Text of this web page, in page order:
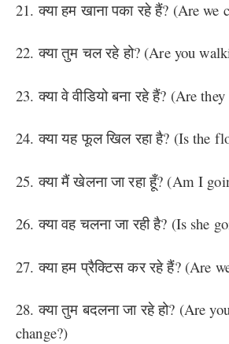
21. क्या हम खाना पका रहे हैं? (Are we
22. क्या तुम चल रहे हो? (Are you
23. क्या वे वीडियो बना रहे हैं? (Are
24. क्या यह फूल खिल रहा है? (Is the
25. क्या मैं खेलना जा रहा हूँ? (Am I
26. क्या वह चलना जा रही है? (Is she
27. क्या हम प्रैक्टिस कर रहे हैं? (Are
28. क्या तुम बदलना जा रहे हो? (Are
change?)